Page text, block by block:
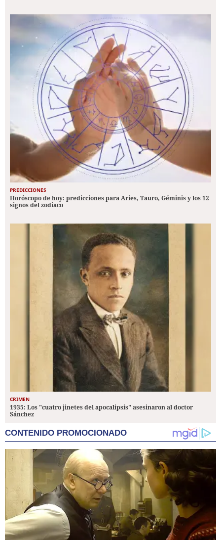
PREDICCIONES
Horóscopo de hoy: predicciones para Aries, Tauro, Géminis y los 12
signos del zodiaco
CRIMEN
1935: Los "cuatro jinetes del apocalipsis" asesinaron al doctor
Sánchez
CONTENIDO PROMOCIONADO